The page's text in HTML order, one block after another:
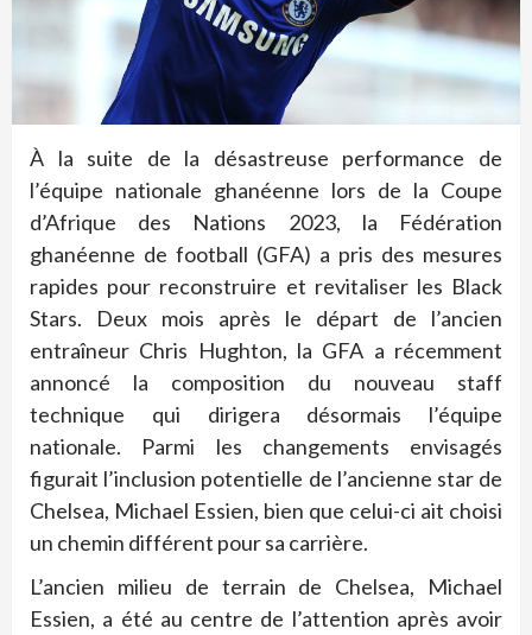
À la suite de la désastreuse performance de
l’équipe nationale ghanéenne lors de la Coupe
d’Afrique des Nations 2023, la Fédération
ghanéenne de football (GFA) a pris des mesures
rapides pour reconstruire et revitaliser les Black
Stars. Deux mois après le départ de l’ancien
entraîneur Chris Hughton, la GFA a récemment
annoncé la composition du nouveau staff
technique qui dirigera désormais l’équipe
nationale. Parmi les changements envisagés
figurait l’inclusion potentielle de l’ancienne star de
Chelsea, Michael Essien, bien que celui-ci ait choisi
un chemin différent pour sa carrière.
L’ancien milieu de terrain de Chelsea, Michael
Essien, a été au centre de l’attention après avoir